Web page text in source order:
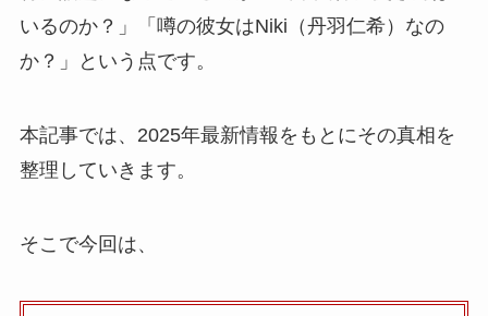
いるのか？」「噂の彼女はNiki（丹羽仁希）なの
か？」という点です。
本記事では、2025年最新情報をもとにその真相を
整理していきます。
そこで今回は、